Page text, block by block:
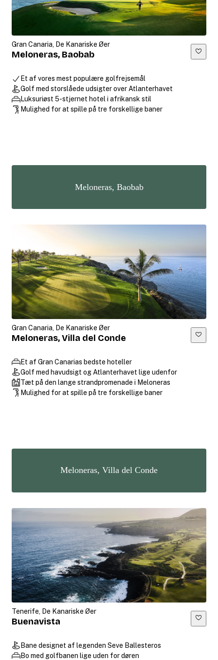
Gran Canaria, De Kanariske Øer
Meloneras, Baobab
Et af vores mest populære golfrejsemål
Golf med storslåede udsigter over Atlanterhavet
Luksuriøst 5-stjernet hotel i afrikansk stil
Mulighed for at spille på tre forskellige baner
Meloneras, Baobab
Gran Canaria, De Kanariske Øer
Meloneras, Villa del Conde
Et af Gran Canarias bedste hoteller
Golf med havudsigt og Atlanterhavet lige udenfor
Tæt på den lange strandpromenade i Meloneras
Mulighed for at spille på tre forskellige baner
Meloneras, Villa del Conde
Tenerife, De Kanariske Øer
Buenavista
Bane designet af legenden Seve Ballesteros
Bo med golfbanen lige uden for døren